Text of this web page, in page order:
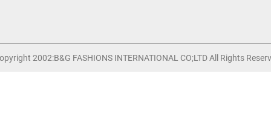
2002:B&G FASHIONS INTERNATIONAL CO;LTD All Rights